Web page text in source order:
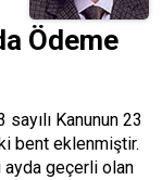
Ödeme
Kanunun 23
bent eklenmiştir.
ayda geçerli olan